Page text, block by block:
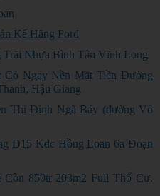
Kế Hãng Ford
Nhựa Bình Tân Vĩnh Long
Ngay Nền Mặt Tiền Đường
Hậu Giang
Thị Định Ngã Bảy (đường Vô
D15 Kdc Hồng Loan 6a Đoạn
850tr 203m2 Full Thổ Cư.